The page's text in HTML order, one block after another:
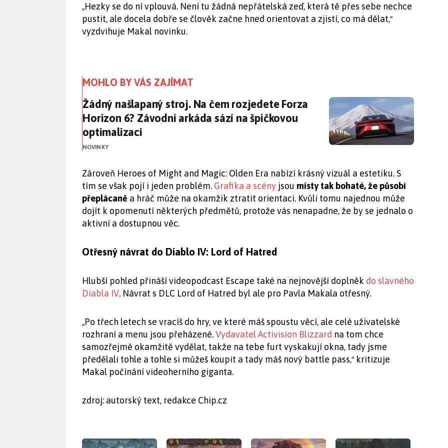
„Hezky se do ní vplouvá. Není tu žádná nepřátelská zeď, která tě přes sebe nechce
pustit, ale docela dobře se člověk začne hned orientovat a zjistí, co má dělat,“
vyzdvihuje Makal novinku.
MOHLO BY VÁS ZAJÍMAT
Žádný našlapaný stroj. Na čem rozjedete Forza Horizon 6? Závodní arkáda
Žádný našlapaný stroj. Na čem rozjedete Forza
Horizon 6? Závodní arkáda sází na špičkovou
optimalizaci
NOVINKY
Zároveň Heroes of Might and Magic: Olden Era nabízí krásný vizuál a estetiku. S
tím se však pojí i jeden problém. Grafika a scény jsou místy tak bohaté, že působí
přeplácaně a hráč může na okamžik ztratit orientaci. Kvůli tomu najednou může
dojít k opomenutí některých předmětů, protože vás nenapadne, že by se jednalo o
aktivní a dostupnou věc.
Otřesný návrat do Diablo IV: Lord of Hatred
Hlubší pohled přináší videopodcast Escape také na nejnovější doplněk do slavného
Diabla IV. Návrat s DLC Lord of Hatred byl ale pro Pavla Makala otřesný.
„Po třech letech se vracíš do hry, ve které máš spoustu věcí, ale celé uživatelské
rozhraní a menu jsou přeházené.Vydavatel Activision Blizzard na tom chce
samozřejmě okamžitě vydělat, takže na tebe furt vyskakují okna, tady jsme
předělali tohle a tohle si můžeš koupit a tady máš nový battle pass,“ kritizuje
Makal počínání videoherního giganta.
zdroj: autorský text, redakce Chip.cz